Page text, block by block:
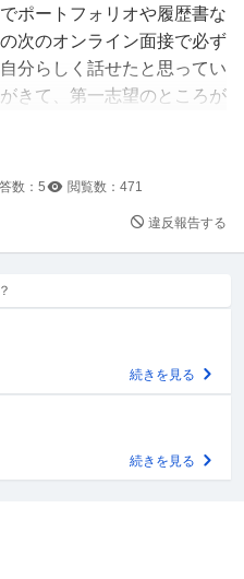
ポートフォリオや履歴書な
次のオンライン面接で必ず
分らしく話せたと思ってい
きて、第一志望のところが
なくなってしまいました。
しておりました、などの方
をもっと良くするべき」が
ている方（特にグラフィッ
26卒の方に質問です。
た際の雰囲気、話し方や自
聞きしたいです。ポートフ
えていただきたいです。
たいです、お願いいたしま
数： 5 閲覧数： 471
違反報告する
続きを見る
続きを見る